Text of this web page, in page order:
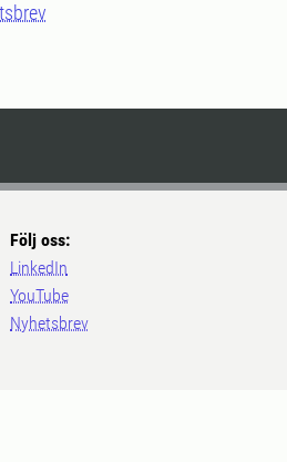
Följ oss:
LinkedIn
YouTube
Nyhetsbrev